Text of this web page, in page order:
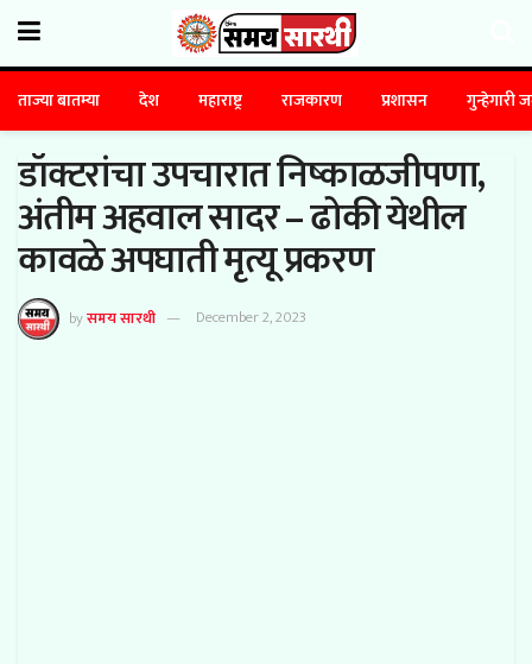
ताज्या बातम्या देश महाराष्ट्र राजकारण प्रशासन गुन्हेगारी
डॉक्टरांचा उपचारात निष्काळजीपणा,
अंतीम अहवाल सादर –ढोकी येथील
कावळे अपघाती मृत्यू प्रकरण
byसमय सारथी December 2, 2023